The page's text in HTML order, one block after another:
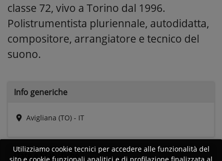
classe 72, vivo a Torino dal 1996.
Polistrumentista pluriennale, autodidatta,
compositore, arrangiatore e tecnico del
suono.
Info generiche
Avigliana (TO) - IT
Date eStatistiche
Utilizziamo cookie tecnici per accedere alle funzionalità del